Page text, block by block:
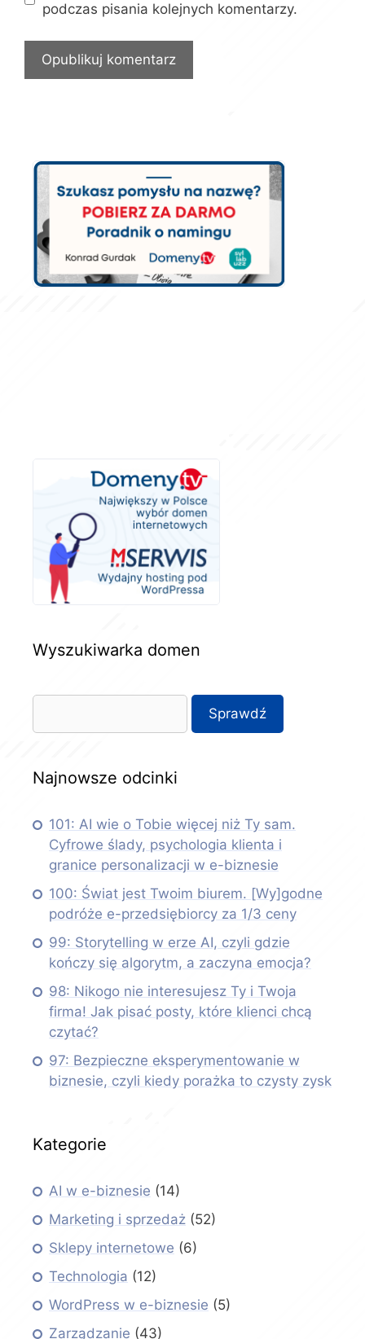
podczas pisania kolejnych komentarzy.
Wyszukiwarka domen
Najnowsze odcinki
101: AI wie o Tobie więcej niż Ty sam.
Cyfrowe ślady, psychologia klienta i
granice personalizacji w e-biznesie
100: Świat jest Twoim biurem. [Wy]godne
podróże e-przedsiębiorcy za 1/3 ceny
99: Storytelling w erze AI, czyli gdzie
kończy się algorytm, a zaczyna emocja?
98: Nikogo nie interesujesz Ty i Twoja
firma! Jak pisać posty, które klienci chcą
czytać?
97: Bezpieczne eksperymentowanie w
biznesie, czyli kiedy porażka to czysty zysk
Kategorie
AI w e-biznesie (14)
Marketing i sprzedaż (52)
Sklepy internetowe (6)
Technologia (12)
WordPress w e-biznesie (5)
Zarządzanie (43)